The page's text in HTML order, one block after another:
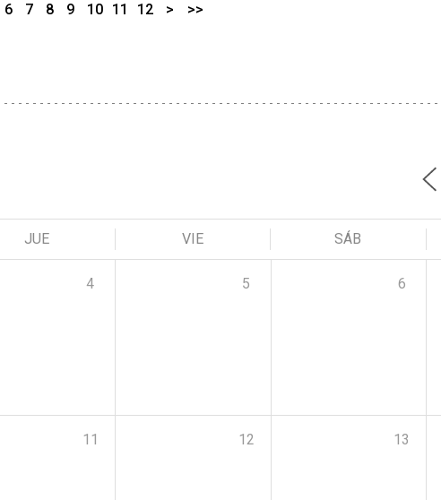
6 7 8 9 10 11 12 > >>
JUE VIE SÁB
4 5 6
11 12 13